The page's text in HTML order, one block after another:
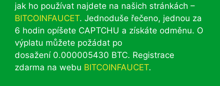
jak ho používat najdete na našich stránkách –
BITCOINFAUCET. Jednoduše řečeno, jednou za
6 hodin opíšete CAPTCHU a získáte odměnu. O
výplatu můžete požádat po
dosažení 0.000005430 BTC. Registrace
zdarma na webu BITCOINFAUCET.